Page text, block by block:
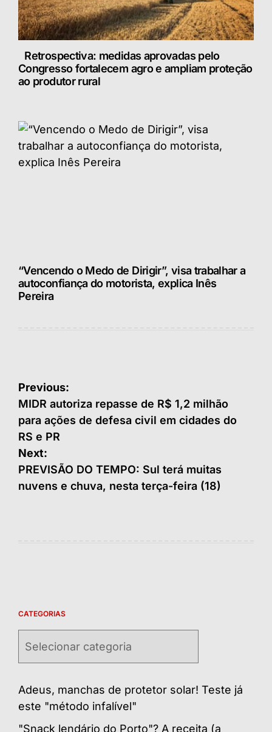
Retrospectiva: medidas aprovadas pelo
Congresso fortalecem agro e ampliam proteção
ao produtor rural
“Vencendo o Medo de Dirigir”, visa trabalhar a
autoconfiança do motorista, explica Inês
Pereira
Navegação
de
Post
Previous:
MIDR autoriza repasse de R$ 1,2 milhão
para ações de defesa civil em cidades do
RS e PR
Next:
PREVISÃO DO TEMPO: Sul terá muitas
nuvens e chuva, nesta terça-feira (18)
CATEGORIAS
Adeus, manchas de protetor solar! Teste já
este "método infalível"
"Snack lendário do Porto"? A receita (a